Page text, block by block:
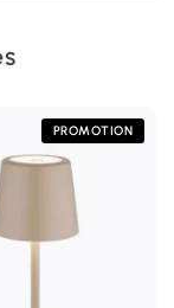
PROMOTION